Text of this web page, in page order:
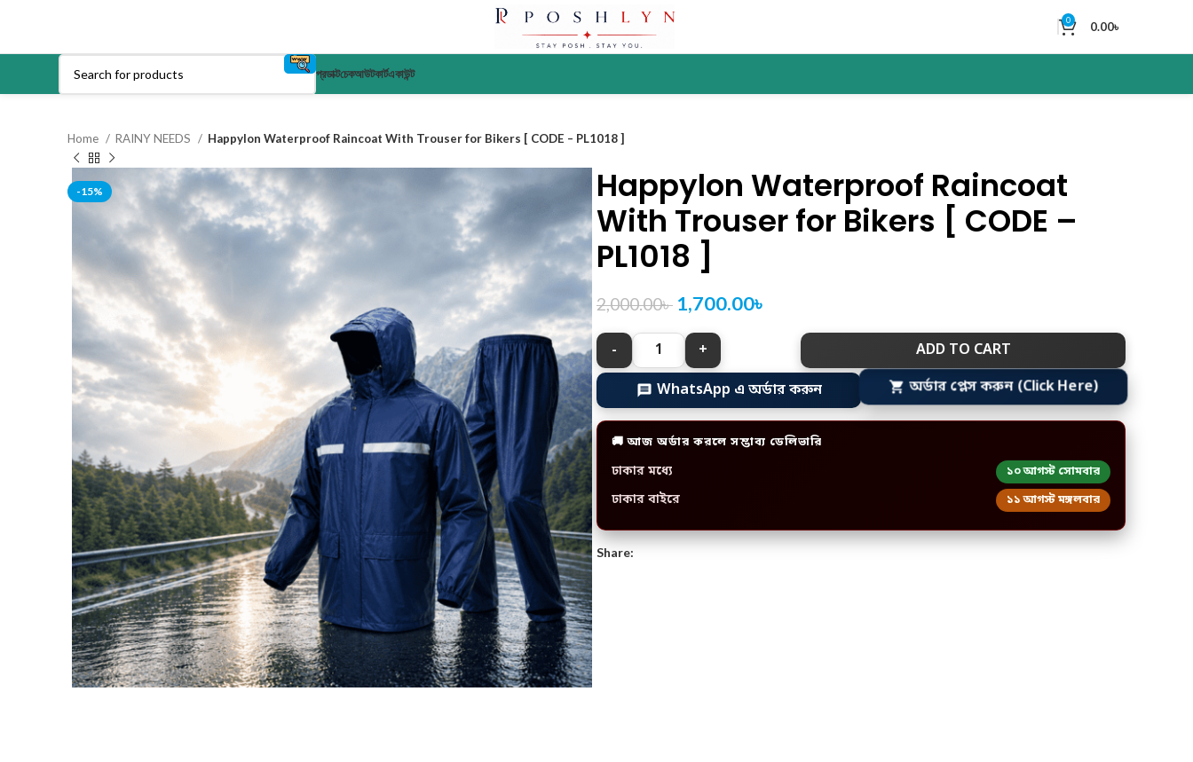
0 0.00৳
প্রডাক্টচেকআউটকার্টএকাউন্ট
Home RAINY NEEDS Happylon Waterproof Raincoat With Trouser for Bikers [ CODE – PL1018 ]
-15%
Happylon Waterproof Raincoat
With Trouser for Bikers [ CODE –
PL1018 ]
2,000.00৳ 1,700.00৳
ADD TO CART
WhatsApp এ অর্ডার করুন অর্ডার প্লেস করুন (Click Here)
🚚 আজ অর্ডার করলে সম্ভাব্য ডেলিভারি
ঢাকার মধ্যে ১০ আগস্ট সোমবার
ঢাকার বাইরে ১১ আগস্ট মঙ্গলবার
Share: